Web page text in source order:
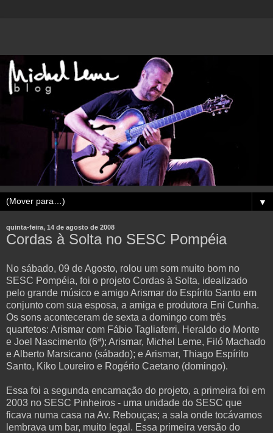
▼
quinta-feira, 14 de agosto de 2008
Cordas à Solta no SESC Pompéia
No sábado, 09 de Agosto, rolou um som muito bom no
SESC Pompéia, foi o projeto Cordas à Solta, idealizado
pelo grande músico e amigo Arismar do Espírito Santo em
conjunto com sua esposa, a amiga e produtora Eni Cunha.
Os sons aconteceram de sexta a domingo com três
quartetos: Arismar com Fábio Tagliaferri, Heraldo do Monte
e Joel Nascimento (6ª); Arismar, Michel Leme, Filó Machado
e Alberto Marsicano (sábado); e Arismar, Thiago Espírito
Santo, Kiko Loureiro e Rogério Caetano (domingo).
Essa foi a segunda encarnação do projeto, a primeira foi em
2003 no SESC Pinheiros - uma unidade do SESC que
ficava numa casa na Av. Rebouças; a sala onde tocávamos
lembrava um bar, muito legal. Essa primeira versão do